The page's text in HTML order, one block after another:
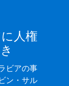
人権
ビアの事
ン・サル